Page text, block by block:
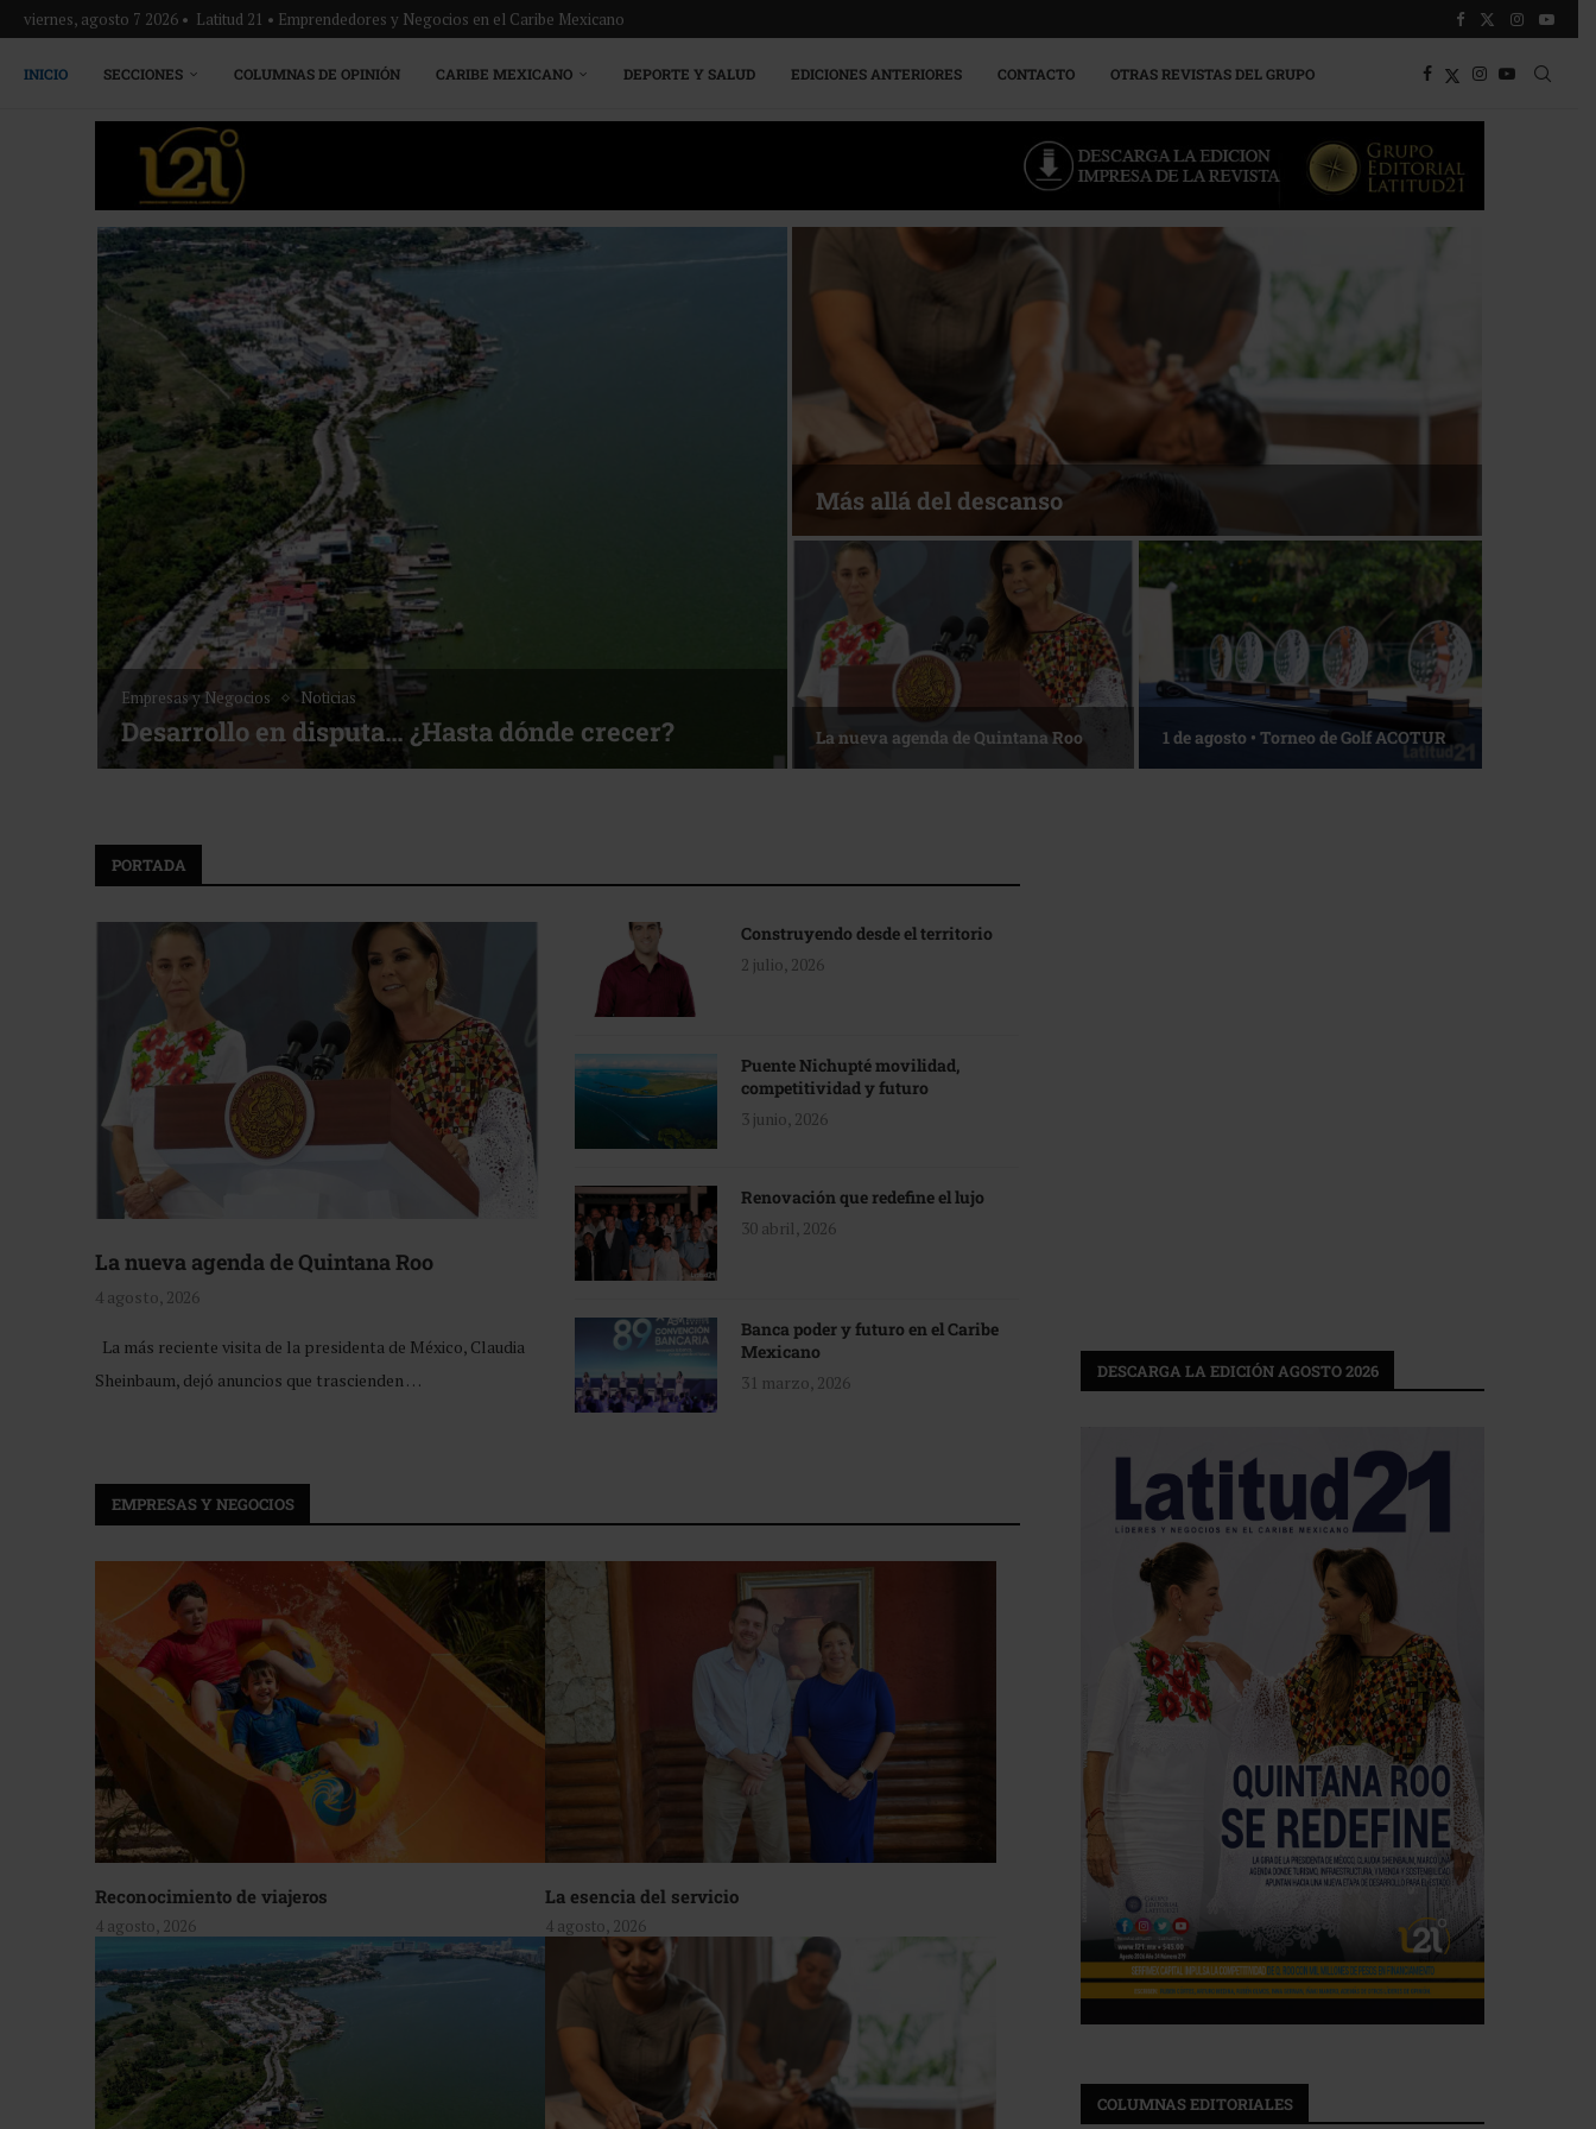
viernes, agosto 7 2026 • Latitud 21 • Emprendedores y Negocios en el Caribe Mexicano
INICIO SECCIONES COLUMNAS DE OPINIÓN CARIBE MEXICANO DEPORTE Y SALUD EDICIONES ANTERIORES CONTACTO OTRAS REVISTAS DEL GRUPO
Noticias
Bottega, un viaje servido a la mesa
Energía que Impulsa la competitividad
Reconocimiento de viajeros La esencia del servicio
PORTADA
La nueva agenda de Quintana Roo
4 agosto, 2026
La más reciente visita de la presidenta de México, Claudia
Sheinbaum, dejó anuncios que trascienden …
Construyendo desde el territorio
2 julio, 2026
Puente Nichupté movilidad,
competitividad y futuro
3 junio, 2026
Renovación que redefine el lujo
30 abril, 2026
Banca poder y futuro en el Caribe
Mexicano
31 marzo, 2026
EMPRESAS Y NEGOCIOS
Reconocimiento de viajeros
4 agosto, 2026
La esencia del servicio
4 agosto, 2026
DESCARGA LA EDICIÓN AGOSTO 2026
COLUMNAS EDITORIALES